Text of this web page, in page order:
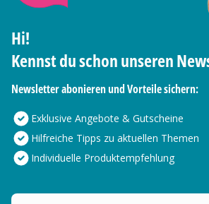
Hi!
Kennst du schon unseren
Newsletter abonieren und Vorteile sichern:
Exklusive Angebote & Gutscheine
Hilfreiche Tipps zu aktuellen Themen
Individuelle Produktempfehlung
Deine E-Mail Adresse